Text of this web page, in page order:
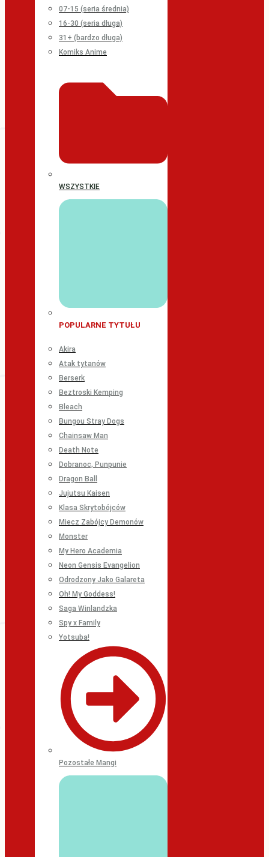
07-15 (seria średnia)
16-30 (seria długa)
31+ (bardzo długa)
Komiks Anime
WSZYSTKIE
POPULARNE TYTUŁU
Akira
Atak tytanów
Berserk
Beztroski Kemping
Bleach
Bungou Stray Dogs
Chainsaw Man
Death Note
Dobranoc, Punpunie
Dragon Ball
Jujutsu Kaisen
Klasa Skrytobójców
Miecz Zabójcy Demonów
Monster
My Hero Academia
Neon Gensis Evangelion
Odrodzony Jako Galareta
Oh! My Goddess!
Saga Winlandzka
Spy x Family
Yotsuba!
Pozostałe Mangi